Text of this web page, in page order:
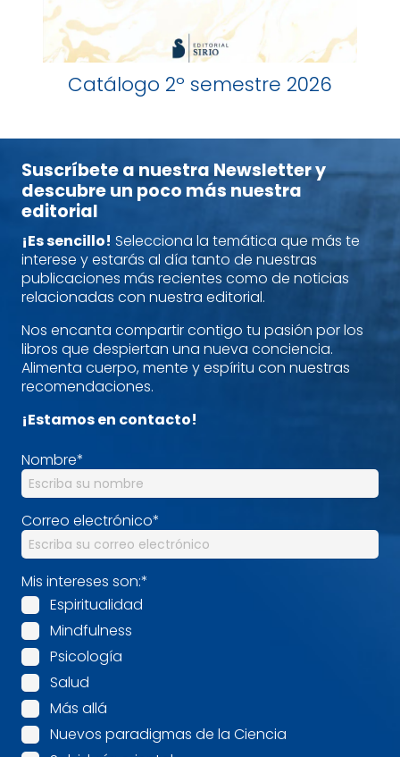
Catálogo 2º semestre 2026
Suscríbete a nuestra Newsletter y
descubre un poco más nuestra
editorial
¡Es sencillo! Selecciona la temática que más te
interese y estarás al día tanto de nuestras
publicaciones más recientes como de noticias
relacionadas con nuestra editorial.
Nos encanta compartir contigo tu pasión por los
libros que despiertan una nueva conciencia.
Alimenta cuerpo, mente y espíritu con nuestras
recomendaciones.
¡Estamos en contacto!
Nombre*
Correo electrónico*
Mis intereses son:*
Espiritualidad
Mindfulness
Psicología
Salud
Más allá
Nuevos paradigmas de la Ciencia